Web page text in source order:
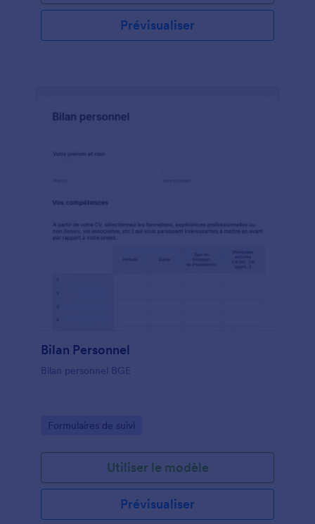
Prévisualiser
Bilan Personnel
Bilan personnel BGE
Go to Category:
Formulaires de suivi
Utiliser le modèle
Prévisualiser